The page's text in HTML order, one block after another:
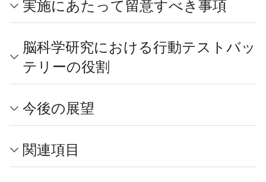
実施にあたって留意すべき事項
脳科学研究における行動テストバッ
テリーの役割
今後の展望
関連項目